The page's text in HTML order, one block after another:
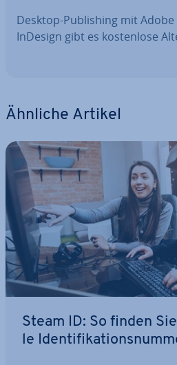
Desktop-Pu­bli­shing mit Adobe
InDesign gibt es kos­ten­lo­se
Ähnliche Artikel
Steam ID: So finden
le